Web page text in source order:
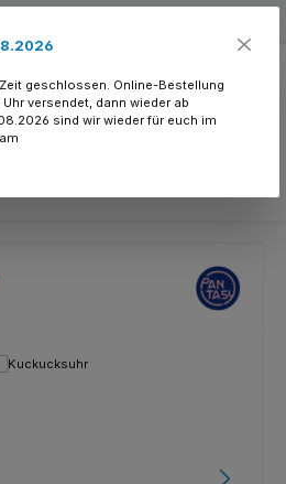
geschlossen. Online-Bestellung
versendet, dann wieder ab
sind wir wieder für euch im